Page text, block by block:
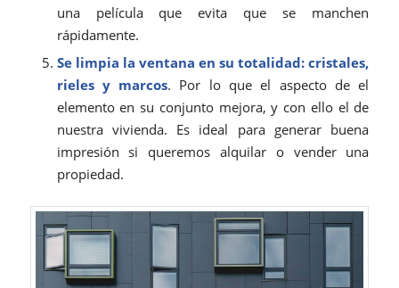
una película que evita que se manchen
rápidamente.
Se limpia la ventana en su totalidad: cristales,
rieles y marcos. Por lo que el aspecto de el
elemento en su conjunto mejora, y con ello el de
nuestra vivienda. Es ideal para generar buena
impresión si queremos alquilar o vender una
propiedad.